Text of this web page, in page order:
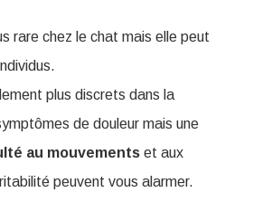
rare chez le chat mais elle peut
plus discrets dans la
de douleur mais une
au mouvements et aux
peuvent vous alarmer.